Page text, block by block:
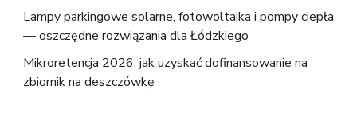
Lampy parkingowe solarne, fotowoltaika i pompy ciepła
— oszczędne rozwiązania dla Łódzkiego
Mikroretencja 2026: jak uzyskać dofinansowanie na
zbiornik na deszczówkę